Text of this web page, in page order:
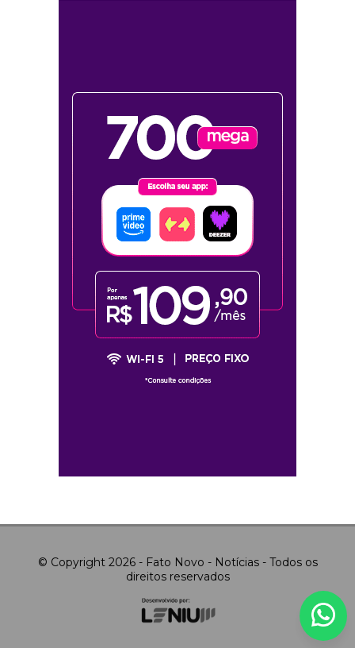
© Copyright 2026 - Fato Novo - Notícias - Todos os
direitos reservados